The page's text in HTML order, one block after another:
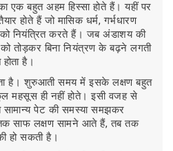
एक बहुत अहम हिस्सा होते हैं। यहीं पर
होते हैं जो मासिक धर्म, गर्भधारण
नियंत्रित करते हैं। जब अंडाशय की
को तोड़कर बिना नियंत्रण के बढ़ने लगती
है।
है। शुरुआती समय में इसके लक्षण बहुत
महसूस ही नहीं होते। इसी वजह से
पेट की समस्या समझकर
साफ लक्षण सामने आते हैं, तब तक
हो सकती है।